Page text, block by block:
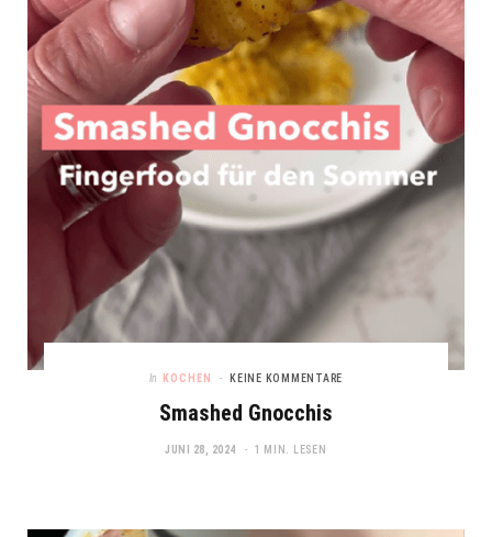
In KOCHEN KEINE KOMMENTARE
Smashed Gnocchis
JUNI 28, 2024 1 MIN. LESEN